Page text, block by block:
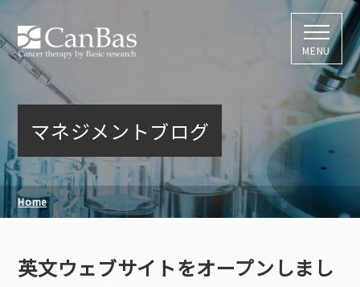
株式会社キャン
MENU
マネジメントブログ
Home
launched.
英文ウェブサイトをオープンしまし